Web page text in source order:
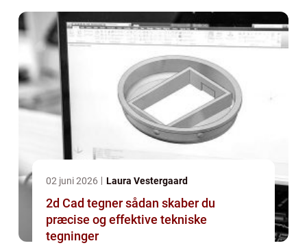
02 juni 2026 Laura Vestergaard
2d Cad tegner sådan skaber du
præcise og effektive tekniske
tegninger